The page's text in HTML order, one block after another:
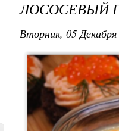
ЛОСОСЕВЫЙ
Вторник, 05